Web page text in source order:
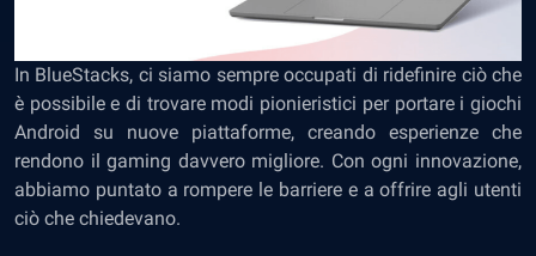
In BlueStacks, ci siamo sempre occupati di ridefinire ciò che
è possibile e di trovare modi pionieristici per portare i giochi
Android su nuove piattaforme, creando esperienze che
rendono il gaming davvero migliore. Con ogni innovazione,
abbiamo puntato a rompere le barriere e a offrire agli utenti
ciò che chiedevano.